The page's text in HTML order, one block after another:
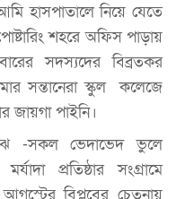
হাসপাতালে নিয়ে যেতে
শহরে অফিস পাড়ায়
সদস্যদের বিব্রতকর
সন্তানেরা স্কুল কলেজে
জায়গা পাইনি।
-সকল ভেদাভেদ ভুলে
প্রতিষ্ঠার সংগ্রামে
বিপ্লবের চেতনায়